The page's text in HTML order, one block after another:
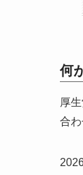
何
厚
合